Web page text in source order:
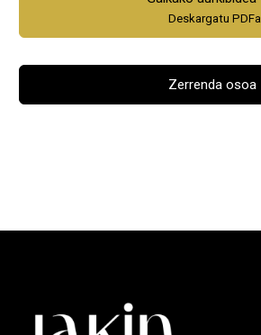
Deskargatu PDFa
Zerrenda osoa